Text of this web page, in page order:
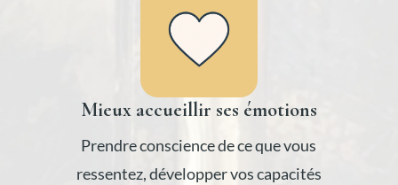
Mieux accueillir ses émotions
Prendre conscience de ce que vous
ressentez, développer vos capacités